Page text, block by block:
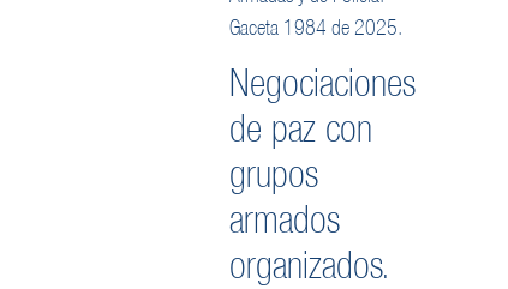
Gaceta 1984 de 2025.
Negociaciones
de paz con
grupos
armados
organizados.